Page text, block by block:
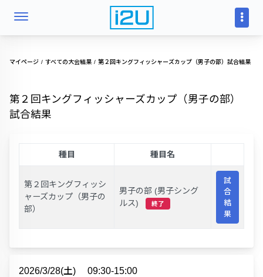
マイページ すべての大会結果 第２回キングフィッシャーズカップ（男子の部）試合結果
第２回キングフィッシャーズカップ（男子の部）
試合結果
種目 種目名
第２回キングフィッシ
ャーズカップ（男子の
部）
男子の部 (男子シング
ルス)
終了
試
合
結
果
2026/3/28(土) 09:30-15:00